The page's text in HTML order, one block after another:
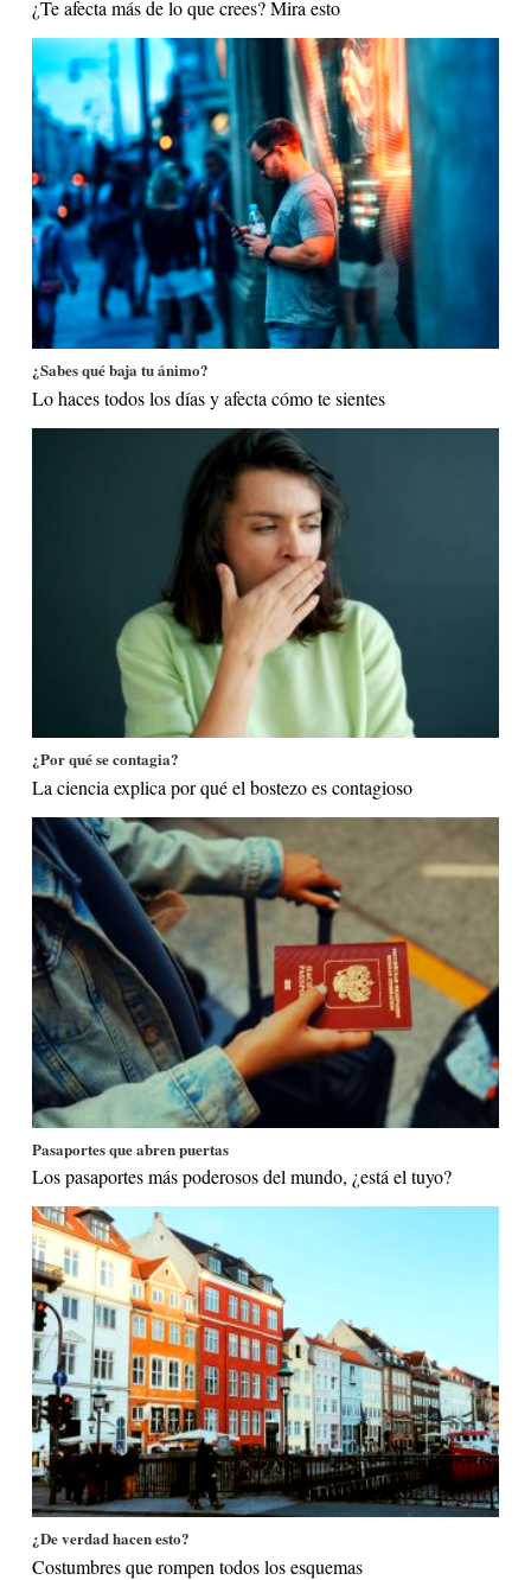
¿Te afecta más de lo que crees? Mira esto
¿Sabes qué baja tu ánimo?
Lo haces todos los días y afecta cómo te sientes
¿Por qué se contagia?
La ciencia explica por qué el bostezo es contagioso
Pasaportes que abren puertas
Los pasaportes más poderosos del mundo, ¿está el tuyo?
¿De verdad hacen esto?
Costumbres que rompen todos los esquemas